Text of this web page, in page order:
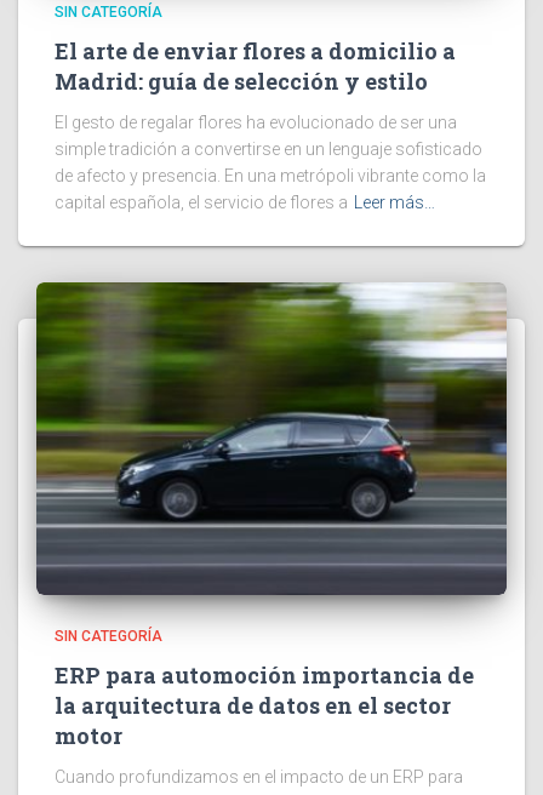
SIN CATEGORÍA
El arte de enviar flores a domicilio a
Madrid: guía de selección y estilo
El gesto de regalar flores ha evolucionado de ser una
simple tradición a convertirse en un lenguaje sofisticado
de afecto y presencia. En una metrópoli vibrante como la
capital española, el servicio de flores a Leer más…
SIN CATEGORÍA
ERP para automoción importancia de
la arquitectura de datos en el sector
motor
Cuando profundizamos en el impacto de un ERP para